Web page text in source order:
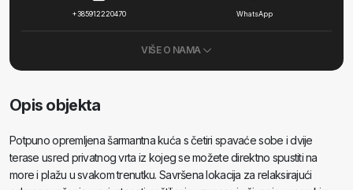
+385912220470 WhatsApp
VIŠE O NAMA
Opis objekta
Potpuno opremljena šarmantna kuća s četiri spavaće sobe i dvije
terase usred privatnog vrta iz kojeg se možete direktno spustiti na
more i plažu u svakom trenutku. Savršena lokacija za relaksirajući